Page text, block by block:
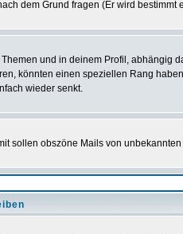
dem Grund fragen (Er wird bestimmt
und in deinem Profil, abhängig
könnten einen speziellen Rang
wieder senkt.
sollen obszöne Mails von